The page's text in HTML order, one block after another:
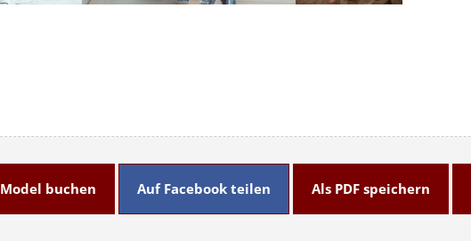
Model buchen Auf Facebook teilen Als PDF speichern